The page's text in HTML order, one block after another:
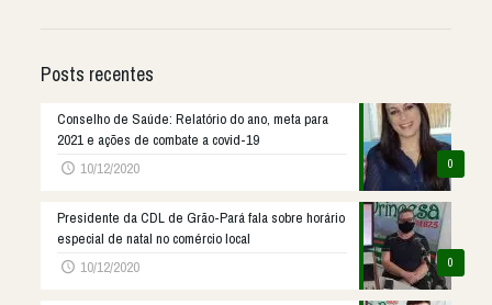
Posts recentes
0
Conselho de Saúde: Relatório do ano, meta para
2021 e ações de combate a covid-19
10/12/2020
0
Presidente da CDL de Grão-Pará fala sobre horário
especial de natal no comércio local
10/12/2020